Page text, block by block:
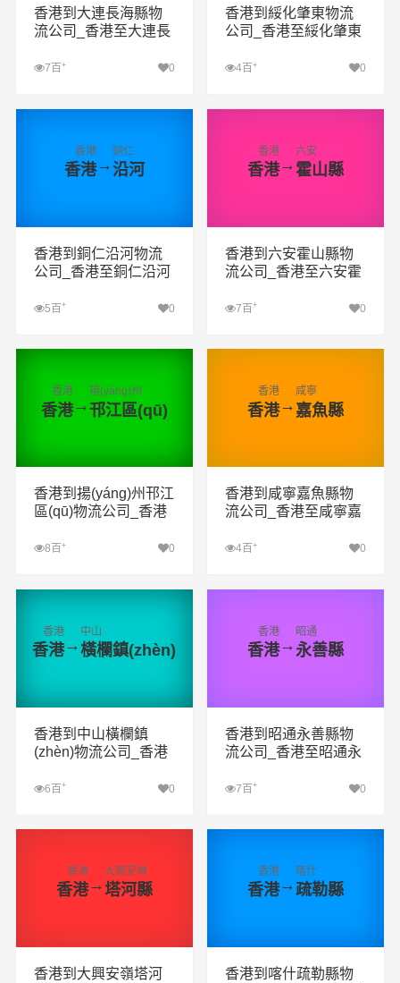
香港到大連長海縣物
流公司_香港至大連長
7百 + 0
查看詳細(xì)
香港到綏化肇東物流
公司_香港至綏化肇東
4百+ 0
查看詳細(xì)
香港
香港→
銅仁
沿河
香港到銅仁沿河物流
公司_香港至銅仁沿河
5百+ 0
查看詳細(xì)
香港
香港→
六安
霍山縣
香港到六安霍山縣物
流公司_香港至六安霍
7百+ 0
查看詳細(xì)
香港
香港→
揚(yáng)州
邗江區(qū)
香港到揚(yáng)州邗江
區(qū)物流公司_香港
(qū)物流專線
8百 + 0
查看詳細(xì)
香港
香港→
咸寧
嘉魚縣
香港到咸寧嘉魚縣物
流公司_香港至咸寧嘉
4百+ 0
查看詳細(xì)
香港
香港→
中山
橫欄鎮(zhèn)
香港到中山橫欄鎮
(zhèn)物流公司_香港
流專線
6百+ 0
查看詳細(xì)
香港
香港→
昭通
永善縣
香港到昭通永善縣物
流公司_香港至昭通永
7百+ 0
查看詳細(xì)
香港
香港→
大興安嶺
塔河縣
香港到大興安嶺塔河
香港
香港→
喀什
疏勒縣
香港到喀什疏勒縣物